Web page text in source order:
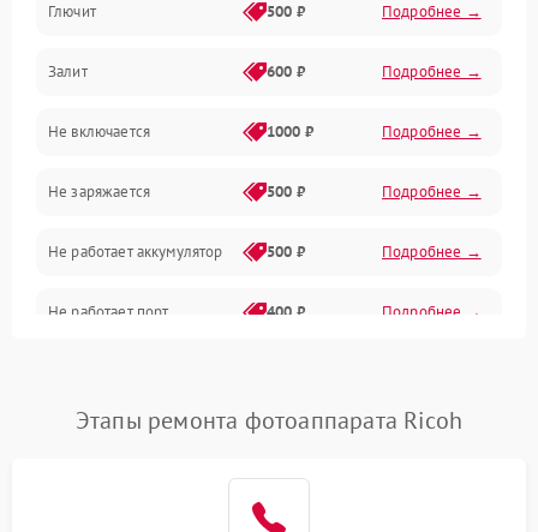
Матрица и оптика
Питание и питание цепей
Проблемы с картами памяти
Объективы
Программные сбои
Коммуникации и интерфейсы
Глючит 500 ₽ Подробнее →
Залит 600 ₽ Подробнее →
Не включается 1000 ₽ Подробнее →
Не заряжается 500 ₽ Подробнее →
Не работает аккумулятор 500 ₽ Подробнее →
Не работает порт 400 ₽ Подробнее →
Этапы ремонта фотоаппарата Ricoh